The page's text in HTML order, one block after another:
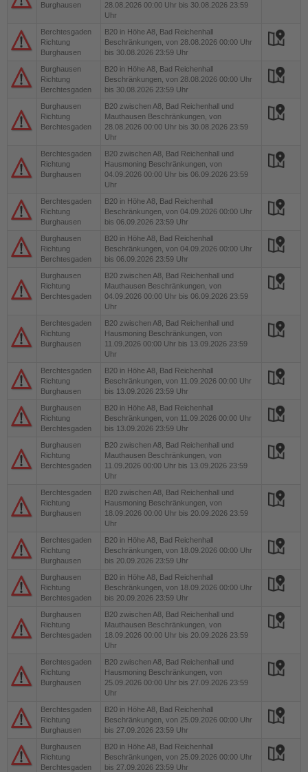
Burghausen
28.08.2026 00:00 Uhr bis 30.08.2026 23:59
Uhr
Berchtesgaden
Richtung
Burghausen
B20 in Höhe A8, Bad Reichenhall
Beschränkungen, von 28.08.2026 00:00 Uhr
bis 30.08.2026 23:59 Uhr
Burghausen
Richtung
Berchtesgaden
B20 in Höhe A8, Bad Reichenhall
Beschränkungen, von 28.08.2026 00:00 Uhr
bis 30.08.2026 23:59 Uhr
Burghausen
Richtung
Berchtesgaden
B20 zwischen A8, Bad Reichenhall und
Mauthausen Beschränkungen, von
28.08.2026 00:00 Uhr bis 30.08.2026 23:59
Uhr
Berchtesgaden
Richtung
Burghausen
B20 zwischen A8, Bad Reichenhall und
Hausmoning Beschränkungen, von
04.09.2026 00:00 Uhr bis 06.09.2026 23:59
Uhr
Berchtesgaden
Richtung
Burghausen
B20 in Höhe A8, Bad Reichenhall
Beschränkungen, von 04.09.2026 00:00 Uhr
bis 06.09.2026 23:59 Uhr
Burghausen
Richtung
Berchtesgaden
B20 in Höhe A8, Bad Reichenhall
Beschränkungen, von 04.09.2026 00:00 Uhr
bis 06.09.2026 23:59 Uhr
Burghausen
Richtung
Berchtesgaden
B20 zwischen A8, Bad Reichenhall und
Mauthausen Beschränkungen, von
04.09.2026 00:00 Uhr bis 06.09.2026 23:59
Uhr
Berchtesgaden
Richtung
Burghausen
B20 zwischen A8, Bad Reichenhall und
Hausmoning Beschränkungen, von
11.09.2026 00:00 Uhr bis 13.09.2026 23:59
Uhr
Berchtesgaden
Richtung
Burghausen
B20 in Höhe A8, Bad Reichenhall
Beschränkungen, von 11.09.2026 00:00 Uhr
bis 13.09.2026 23:59 Uhr
Burghausen
Richtung
Berchtesgaden
B20 in Höhe A8, Bad Reichenhall
Beschränkungen, von 11.09.2026 00:00 Uhr
bis 13.09.2026 23:59 Uhr
Burghausen
Richtung
Berchtesgaden
B20 zwischen A8, Bad Reichenhall und
Mauthausen Beschränkungen, von
11.09.2026 00:00 Uhr bis 13.09.2026 23:59
Uhr
Berchtesgaden
Richtung
Burghausen
B20 zwischen A8, Bad Reichenhall und
Hausmoning Beschränkungen, von
18.09.2026 00:00 Uhr bis 20.09.2026 23:59
Uhr
Berchtesgaden
Richtung
Burghausen
B20 in Höhe A8, Bad Reichenhall
Beschränkungen, von 18.09.2026 00:00 Uhr
bis 20.09.2026 23:59 Uhr
Burghausen
Richtung
Berchtesgaden
B20 in Höhe A8, Bad Reichenhall
Beschränkungen, von 18.09.2026 00:00 Uhr
bis 20.09.2026 23:59 Uhr
Burghausen
Richtung
Berchtesgaden
B20 zwischen A8, Bad Reichenhall und
Mauthausen Beschränkungen, von
18.09.2026 00:00 Uhr bis 20.09.2026 23:59
Uhr
Berchtesgaden
Richtung
Burghausen
B20 zwischen A8, Bad Reichenhall und
Hausmoning Beschränkungen, von
25.09.2026 00:00 Uhr bis 27.09.2026 23:59
Uhr
Berchtesgaden
Richtung
Burghausen
B20 in Höhe A8, Bad Reichenhall
Beschränkungen, von 25.09.2026 00:00 Uhr
bis 27.09.2026 23:59 Uhr
Burghausen
Richtung
Berchtesgaden
B20 in Höhe A8, Bad Reichenhall
Beschränkungen, von 25.09.2026 00:00 Uhr
bis 27.09.2026 23:59 Uhr